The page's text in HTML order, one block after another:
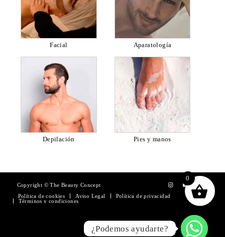
Facial Aparatología
Depilación Pies y manos
Copyright © The Beauty Concept
Política de cookies
Aviso Legal
Política de privacidad
Términos y condiciones
0
¿Podemos ayudarte?